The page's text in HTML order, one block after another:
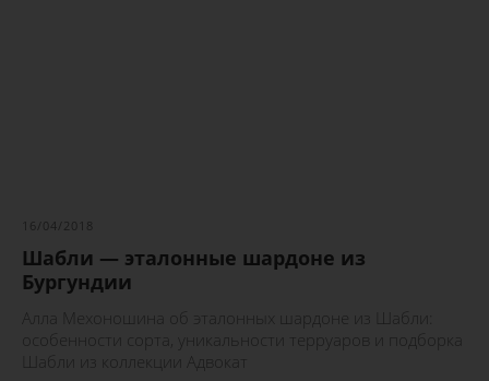
16/04/2018
Шабли — эталонные шардоне из
Бургундии
Алла Мехоношина об эталонных шардоне из Шабли:
особенности сорта, уникальности терруаров и подборка
Шабли из коллекции Адвокат